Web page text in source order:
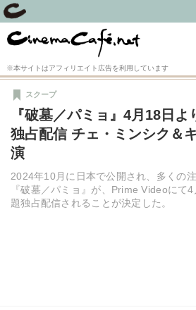
※本サイトはアフィリエイト広告を利用しています
『破墓／パミョ』4月18日
独占配信 チェ・ミンシク＆
演
2024年10月に日本で公開され、多くの
『破墓／パミョ』が、Prime Videoにて
題独占配信されることが決定した。
スクープ